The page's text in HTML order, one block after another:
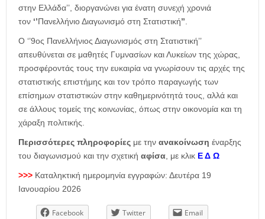
στην Ελλάδα’’, διοργανώνει για ένατη συνεχή χρονιά
τον ‘’Πανελλήνιο Διαγωνισμό στη Στατιστική’’.
Ο ‘’9ος Πανελλήνιος Διαγωνισμός στη Στατιστική’’
απευθύνεται σε μαθητές Γυμνασίων και Λυκείων της χώρας,
προσφέροντάς τους την ευκαιρία να γνωρίσουν τις αρχές της
στατιστικής επιστήμης και τον τρόπο παραγωγής των
επίσημων στατιστικών στην καθημερινότητά τους, αλλά και
σε άλλους τομείς της κοινωνίας, όπως στην οικονομία και τη
χάραξη πολιτικής.
Περισσότερες πληροφορίες με την ανακοίνωση έναρξης
του διαγωνισμού και την σχετική αφίσα, με κλικ Ε Δ Ω
>>> Καταληκτική ημερομηνία εγγραφών: Δευτέρα 19
Ιανουαρίου 2026
Facebook Twitter Email